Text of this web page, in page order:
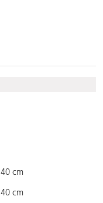
40 cm
40 cm